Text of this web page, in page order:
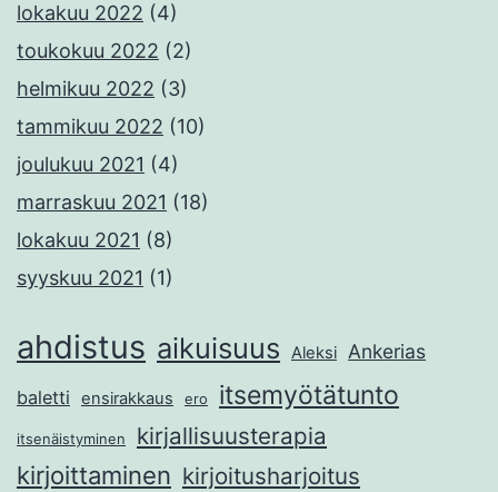
lokakuu 2022 (4)
toukokuu 2022 (2)
helmikuu 2022 (3)
tammikuu 2022 (10)
joulukuu 2021 (4)
marraskuu 2021 (18)
lokakuu 2021 (8)
syyskuu 2021 (1)
ahdistus aikuisuus Aleksi Ankerias
baletti ensirakkaus ero itsemyötätunto
itsenäistyminen kirjallisuusterapia
kirjoittaminen kirjoitusharjoitus